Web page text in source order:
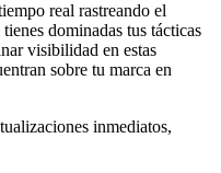
real rastreando el
dominadas tus tácticas
visibilidad en estas
sobre tu marca en
inmediatos,